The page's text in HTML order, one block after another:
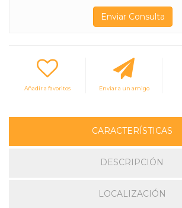
Añadir a favoritos Enviar a un amigo
CARACTERÍSTICAS
DESCRIPCIÓN
LOCALIZACIÓN